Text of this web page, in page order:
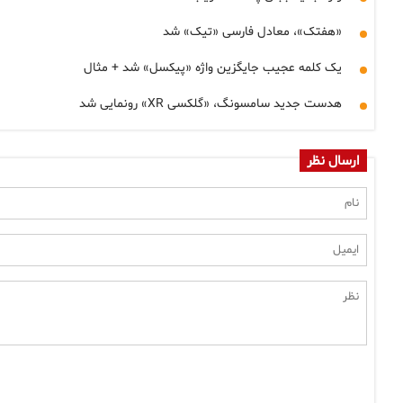
«هفتک»، معادل فارسی «تیک» شد
یک کلمه عجیب جایگزین واژه «پیکسل» شد + مثال
هدست جدید سامسونگ، «گلکسی XR» رونمایی شد
ارسال نظر